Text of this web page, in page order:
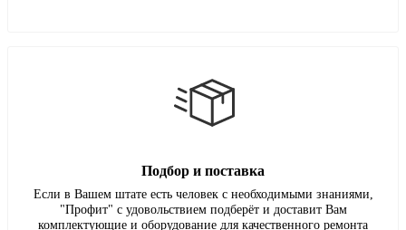
Подбор и поставка
Если в Вашем штате есть человек с необходимыми знаниями,
"Профит" с удовольствием подберёт и доставит Вам
комплектующие и оборудование для качественного ремонта